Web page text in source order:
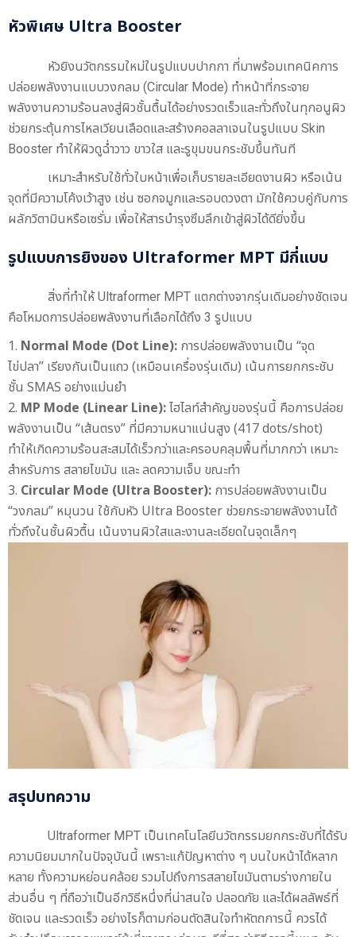
หัวพิเศษ Ultra Booster
หัวยิงนวัตกรรมใหม่ในรูปแบบปากกา ที่มาพร้อมเทคนิคการ
ปล่อยพลังงานแบบวงกลม (Circular Mode) ทำหน้าที่กระจาย
พลังงานความร้อนลงสู่ผิวชั้นตื้นได้อย่างรวดเร็วและทั่วถึงในทุกอนูผิว
ช่วยกระตุ้นการไหลเวียนเลือดและสร้างคอลลาเจนในรูปแบบ Skin
Booster ทำให้ผิวดูฉ่ำวาว ขาวใส และรูขุมขนกระชับขึ้นทันที
เหมาะสำหรับใช้ทั่วใบหน้าเพื่อเก็บรายละเอียดงานผิว หรือเน้น
จุดที่มีความโค้งเว้าสูง เช่น ซอกจมูกและรอบดวงตา มักใช้ควบคู่กับการ
ผลักวิตามินหรือเซรั่ม เพื่อให้สารบำรุงซึมลึกเข้าสู่ผิวได้ดียิ่งขึ้น
รูปแบบการยิงของ Ultraformer MPT มีกี่แบบ
สิ่งที่ทำให้ Ultraformer MPT แตกต่างจากรุ่นเดิมอย่างชัดเจน
คือโหมดการปล่อยพลังงานที่เลือกได้ถึง 3 รูปแบบ
Normal Mode (Dot Line): การปล่อยพลังงานเป็น “จุด
ไข่ปลา” เรียงกันเป็นแถว (เหมือนเครื่องรุ่นเดิม) เน้นการยกกระชับ
ชั้น SMAS อย่างแม่นยำ
MP Mode (Linear Line):ไฮไลท์สำคัญของรุ่นนี้ คือการปล่อย
พลังงานเป็น “เส้นตรง” ที่มีความหนาแน่นสูง (417 dots/shot)
ทำให้เกิดความร้อนสะสมได้เร็วกว่าและครอบคลุมพื้นที่มากกว่า เหมาะ
สำหรับการ สลายไขมัน และ ลดความเจ็บ ขณะทำ
Circular Mode (Ultra Booster): การปล่อยพลังงานเป็น
“วงกลม” หมุนวน ใช้กับหัว Ultra Booster ช่วยกระจายพลังงานได้
ทั่วถึงในชั้นผิวตื้น เน้นงานผิวใสและงานละเอียดในจุดเล็กๆ
สรุปบทความ
Ultraformer MPT เป็นเทคโนโลยีนวัตกรรมยกกระชับที่ได้รับ
ความนิยมมากในปัจจุบันนี้ เพราะแก้ปัญหาต่าง ๆ บนใบหน้าได้หลาก
หลาย ทั้งความหย่อนคล้อย รวมไปถึงการสลายไขมันตามร่างกายใน
ส่วนอื่น ๆ ที่ถือว่าเป็นอีกวิธีหนึ่งที่น่าสนใจ ปลอดภัย และได้ผลลัพธ์ที่
ชัดเจน และรวดเร็ว อย่างไรก็ตามก่อนตัดสินใจทำหัตถการนี้ ควรได้